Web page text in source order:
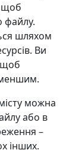
щоб
файлу.
шляхом
Ви
щоб
можна
або в
–
інших.